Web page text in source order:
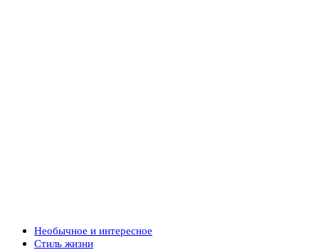
Необычное и интересное
Стиль жизни